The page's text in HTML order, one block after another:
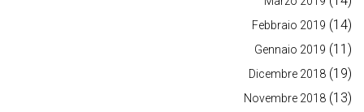
Febbraio 2019 (14)
Gennaio 2019 (11)
Dicembre 2018 (19)
Novembre 2018 (13)